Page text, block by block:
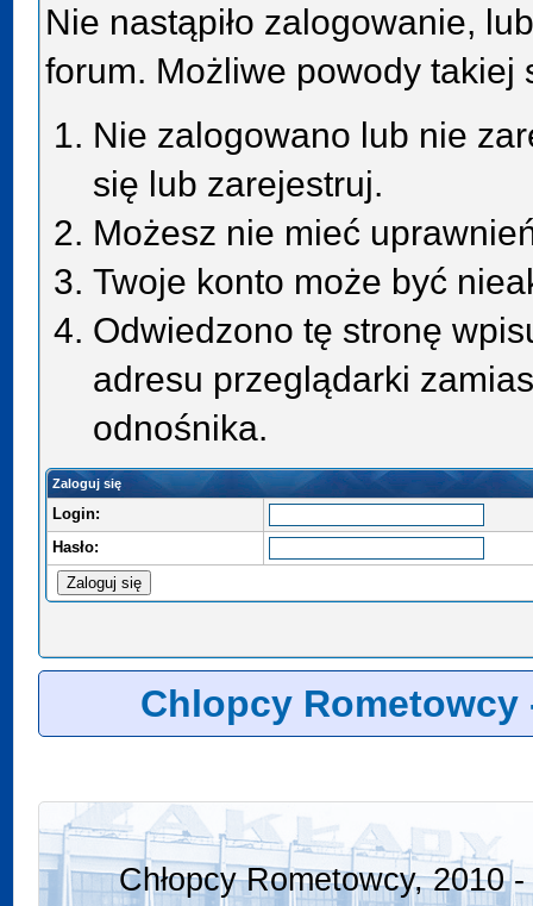
Nie nastąpiło zalogowanie,
forum. Możliwe powody takiej
Nie zalogowano lub nie
się lub zarejestruj.
Możesz nie mieć
Twoje konto może być
Odwiedzono tę stronę
adresu przeglądarki
odnośnika.
Zaloguj się
Login:
Hasło:
Chlopcy Rometowcy
Chłopcy Rometowcy, 2010